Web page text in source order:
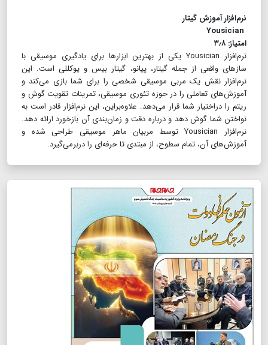
نرم‌افزار آموزش گیتار
امتیاز:‌ ۳٫۸
نرم‌افزار Yousician یکی از بهترین ابزارها برای یادگیری موسیقی با
سازهای واقعی از جمله گیتار، پیانو، گیتار بیس و یوکللی است. این
نرم‌افزار نقش یک مربی موسیقی شخصی را برای شما بازی می‌کند و
آموزش‌های تعاملی را در حوزه تئوری موسیقی، تمرینات تقویت گوش و
ریتم را دراختیار شما قرار می‌دهد. علاوه‌براین، این نرم‌افزار قادر است به
نواختن شما گوش دهد و درباره دقت و زمان‌بندی آن بازخورد ارائه دهد.
نرم‌افزار Yousician توسط مربیان ماهر موسیقی طراحی شده و
آموزش‌های آن، تمام سطوح، از مبتدی تا حرفه‌ای را دربرمی‌گیرد.